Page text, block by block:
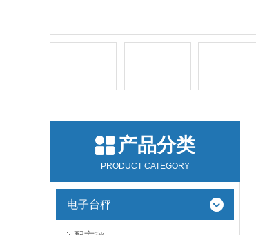
产品分类
PRODUCT CATEGORY
电子台秤